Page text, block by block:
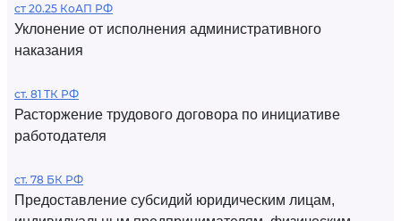
ст 20.25 КоАП РФ
Уклонение от исполнения административного
наказания
ст. 81 ТК РФ
Расторжение трудового договора по инициативе
работодателя
ст. 78 БК РФ
Предоставление субсидий юридическим лицам,